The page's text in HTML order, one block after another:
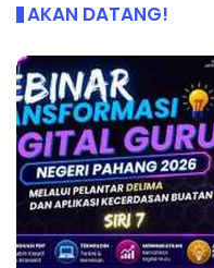
AKAN DATANG!